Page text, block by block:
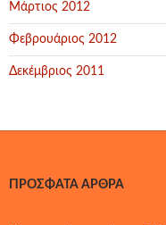
Μάρτιος 2012
Φεβρουάριος 2012
Δεκέμβριος 2011
ΠΡΌΣΦΑΤΑ ΆΡΘΡΑ